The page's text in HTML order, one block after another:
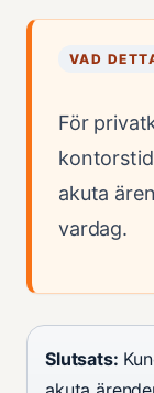
VAD
För
akuta
vardag.
Slutsats: